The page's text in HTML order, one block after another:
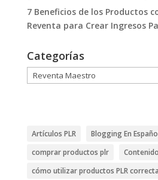
7 Beneficios de los Productos
Reventa para Crear Ingresos
Categorías
Categorías
Artículos PLR
Blogging En
comprar productos plr
cómo utilizar productos PLR